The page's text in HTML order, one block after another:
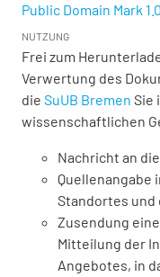
Public Domain Mark 1.0
NUTZUNG
Frei zum
Verwertung des
die SuUB Bremen Sie
wissenschaftlichen
Nachricht an
Quellenangabe
Standortes
Zusendung
Mitteilung der
Angebotes, in